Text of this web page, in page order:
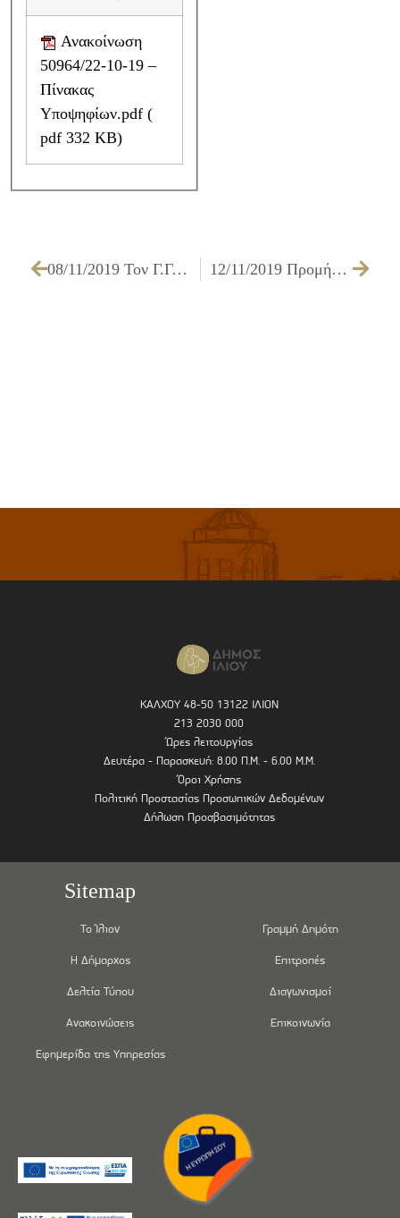
50964/22-10-19 –
Πίνακας
Υποψηφίων.pdf (
pdf 332 KB)
08/11/2019 Τον Γ.Γ. του ΚΚΕ υποδέχθηκε στο Δημαρχείο Ιλίου ο Δήμαρχος Νίκος Ζενέτος 12/11/2019 Προμήθεια κάδων απορριμμάτων
ΚΑΛΧΟΥ 48-50 13122 ΙΛΙΟΝ
213 2030 000
Ώρες λειτουργίας
Δευτέρα - Παρασκευή: 8.00 Π.Μ. - 6.00 Μ.Μ.
Όροι Χρήσης
Πολιτική Προστασίας Προσωπικών Δεδομένων
Δήλωση Προσβασιμότητας
Sitemap
Το Ίλιον
Η Δήμαρχος
Δελτία Τύπου
Ανακοινώσεις
Εφημερίδα της Υπηρεσίας
Γραμμή Δημότη
Επιτροπές
Διαγωνισμοί
Επικοινωνία